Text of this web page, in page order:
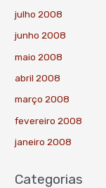
julho 2008
junho 2008
maio 2008
abril 2008
março 2008
fevereiro 2008
janeiro 2008
Categorias